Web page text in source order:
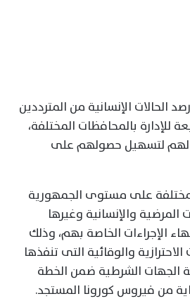
الحالات الإنسانية من المترددين
للإدارة بالمحافظات المختلفة،
لهم لتسهيل حصولهم على
على مستوى الجمهورية
المرضية والإنسانية وغيرها
الإجراءات الخاصة بهم، وذلك
والوقائية التى تنفذها
الجهات الشرطية ضمن الخطة
من فيروس كورونا المستجد.